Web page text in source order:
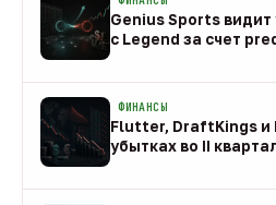
Genius Sports видит
с Legend за счет
ФИНАНСЫ
Flutter, DraftKings и
убытках во II